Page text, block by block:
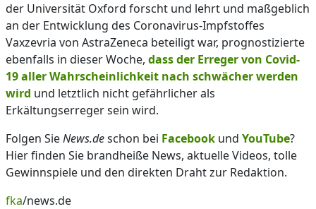
der Universität Oxford forscht und lehrt und maßgeblich
an der Entwicklung des Coronavirus-Impfstoffes
Vaxzevria von AstraZeneca beteiligt war, prognostizierte
ebenfalls in dieser Woche, dass der Erreger von Covid-
19 aller Wahrscheinlichkeit nach schwächer werden
wird und letztlich nicht gefährlicher als
Erkältungserreger sein wird.
Folgen SieNews.deschon bei Facebook und YouTube?
Hier finden Sie brandheiße News, aktuelle Videos, tolle
Gewinnspiele und den direkten Draht zur Redaktion.
fka/news.de